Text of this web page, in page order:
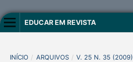
EDUCAR EM REVISTA
INÍCIO / ARQUIVOS / V. 25 N. 35 (2009)